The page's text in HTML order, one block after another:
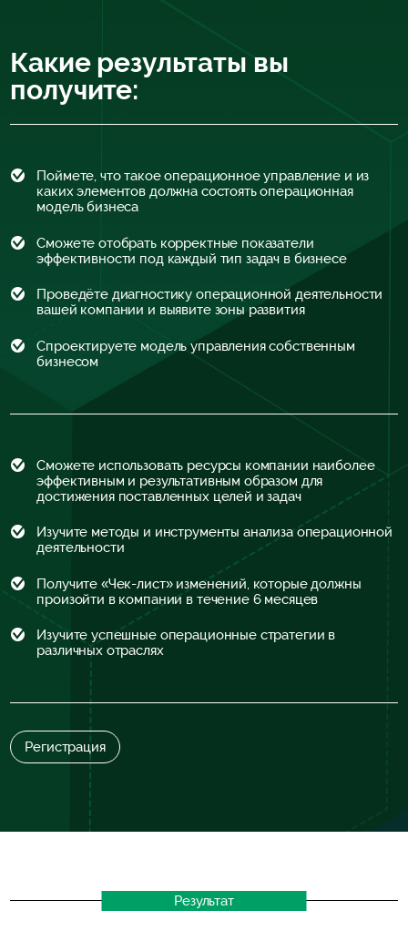
Какие результаты вы
получите:
Поймете, что такое операционное управление и из
каких элементов должна состоять операционная
модель бизнеса
Сможете отобрать корректные показатели
эффективности под каждый тип задач в бизнесе
Проведёте диагностику операционной деятельности
вашей компании и выявите зоны развития
Спроектируете модель управления собственным
бизнесом
Сможете использовать ресурсы компании наиболее
эффективным и результативным образом для
достижения поставленных целей и задач
Изучите методы и инструменты анализа операционной
деятельности
Получите «Чек-лист» изменений, которые должны
произойти в компании в течение 6 месяцев
Изучите успешные операционные стратегии в
различных отраслях
Регистрация
Результат